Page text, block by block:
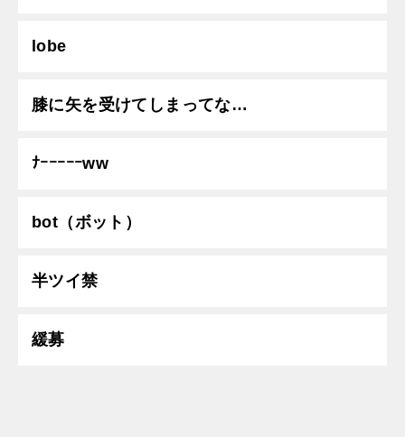
lobe
膝に矢を受けてしまってな…
ﾅｰｰｰｰｰww
bot（ボット）
半ツイ禁
緩募